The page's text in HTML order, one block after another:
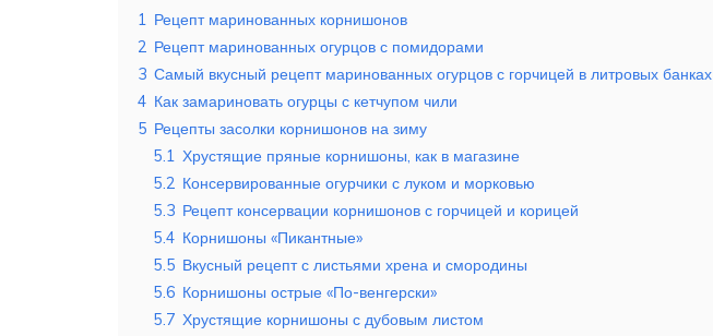
1 Рецепт маринованных корнишонов
2 Рецепт маринованных огурцов с помидорами
3 Самый вкусный рецепт маринованных огурцов с горчицей в литровых банках
4 Как замариновать огурцы с кетчупом чили
5 Рецепты засолки корнишонов на зиму
5.1 Хрустящие пряные корнишоны, как в магазине
5.2 Консервированные огурчики с луком и морковью
5.3 Рецепт консервации корнишонов с горчицей и корицей
5.4 Корнишоны «Пикантные»
5.5 Вкусный рецепт с листьями хрена и смородины
5.6 Корнишоны острые «По-венгерски»
5.7 Хрустящие корнишоны с дубовым листом